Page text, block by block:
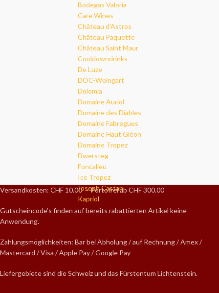
Bodegas Valoria
Care Wines
Château d'Astros
Château Paquette
Château Saint Maur
Cooldowndrinks
De Luze
DOC-Weingart
Dolomia
Domaine Auriol
Domaine des Diables
Domaine Fabregues
Domaine Haut Gléon
Domaine Tropez
Dwersteg
Foncalieu
Ice Tropez
Joseph Castan
Kapriol
Versandkosten: CHF 10.00 – Portofrei ab CHF 300.00
Gutscheincode’s finden auf bereits rabattierten Artikel keine
Anwendung.
Zahlungsmöglichkeiten: Bar bei Abholung / auf Rechnung / Amex /
Mastercard / Visa / Apple Pay / Google Pay
Liefergebiete sind die Schweiz und das Fürstentum Lichtenstein.